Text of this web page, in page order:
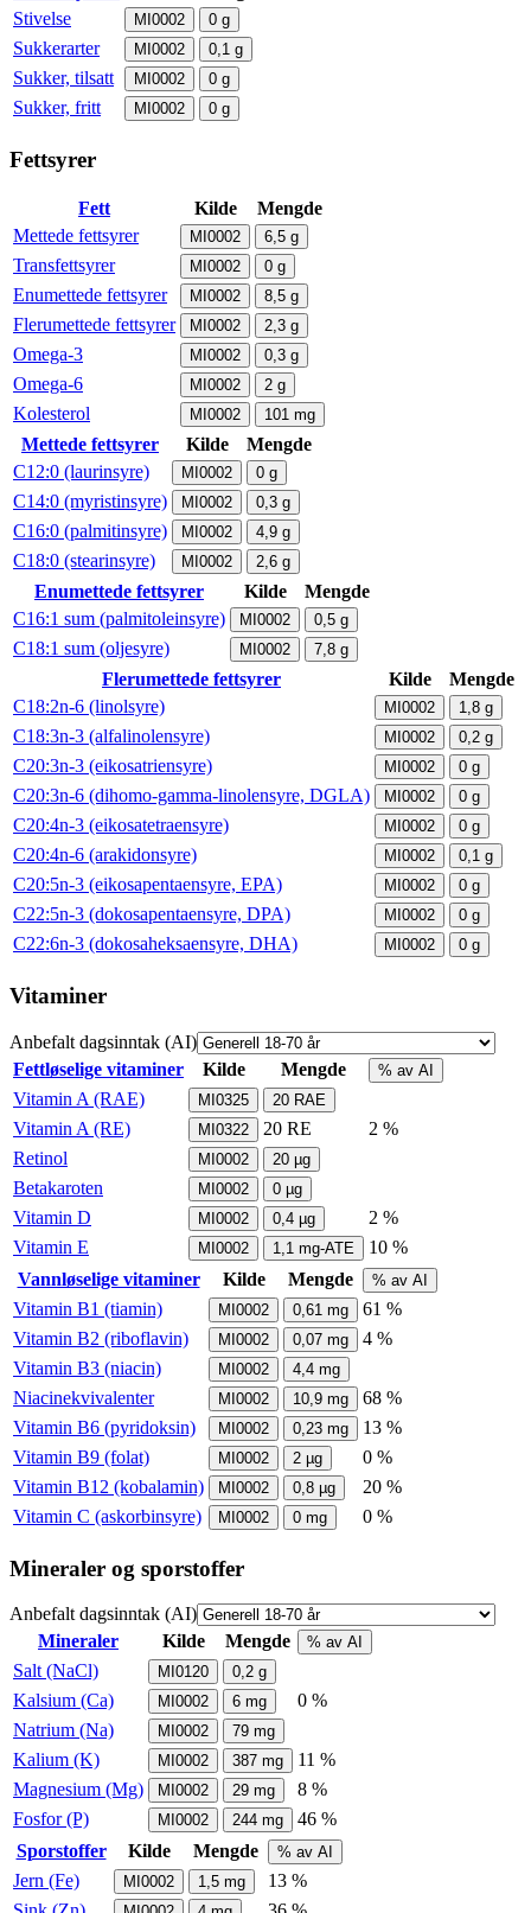
Stivelse
MI0002 0 g
Sukkerarter MI0002 0,1 g
Sukker, tilsatt MI0002 0 g
Sukker, fritt MI0002 0 g
Fettsyrer
Fett Kilde
Mengde
Mettede fettsyrer
MI0002 6,5 g
Transfettsyrer MI0002 0 g
Enumettede fettsyrer MI0002 8,5 g
Flerumettede fettsyrer MI0002 2,3 g
Omega-3 MI0002 0,3 g
Omega-6 MI0002 2 g
Kolesterol MI0002 101 mg
Mettede fettsyrer Kilde
Mengde
C12:0 (laurinsyre)
MI0002 0 g
C14:0 (myristinsyre) MI0002 0,3 g
C16:0 (palmitinsyre) MI0002 4,9 g
C18:0 (stearinsyre) MI0002 2,6 g
Enumettede fettsyrer Kilde
Mengde
C16:1 sum (palmitoleinsyre)
MI0002 0,5 g
C18:1 sum (oljesyre) MI0002 7,8 g
Flerumettede fettsyrer Kilde
Mengde
C18:2n-6 (linolsyre)
MI0002 1,8 g
C18:3n-3 (alfalinolensyre) MI0002 0,2 g
C20:3n-3 (eikosatriensyre) MI0002 0 g
C20:3n-6 (dihomo-gamma-linolensyre, DGLA) MI0002 0 g
C20:4n-3 (eikosatetraensyre) MI0002 0 g
C20:4n-6 (arakidonsyre) MI0002 0,1 g
C20:5n-3 (eikosapentaensyre, EPA) MI0002 0 g
C22:5n-3 (dokosapentaensyre, DPA) MI0002 0 g
C22:6n-3 (dokosaheksaensyre, DHA) MI0002 0 g
Vitaminer
Anbefalt dagsinntak (AI)
Fettløselige vitaminer
Kilde Mengde % av AI
Vitamin A (RAE) MI0325 20 RAE
Vitamin A (RE) MI0322 20 RE
2 %
Retinol
MI0002 20 µg
Betakaroten MI0002 0 µg
Vitamin D MI0002 0,4 µg
2 %
Vitamin E
MI0002 1,1 mg-ATE
10 %
Vannløselige vitaminer
Kilde Mengde % av AI
Vitamin B1 (tiamin) MI0002 0,61 mg
61 %
Vitamin B2 (riboflavin)
MI0002 0,07 mg
4 %
Vitamin B3 (niacin)
MI0002 4,4 mg
Niacinekvivalenter MI0002 10,9 mg
68 %
Vitamin B6 (pyridoksin)
MI0002 0,23 mg
13 %
Vitamin B9 (folat)
MI0002 2 µg
0 %
Vitamin B12 (kobalamin)
MI0002 0,8 µg
20 %
Vitamin C (askorbinsyre)
MI0002 0 mg 0 %
Mineraler og sporstoffer
Anbefalt dagsinntak (AI)
Mineraler
Kilde Mengde % av AI
Salt (NaCl) MI0120 0,2 g
Kalsium (Ca) MI0002 6 mg
0 %
Natrium (Na)
MI0002 79 mg
Kalium (K) MI0002 387 mg
11 %
Magnesium (Mg)
MI0002 29 mg
8 %
Fosfor (P)
MI0002 244 mg
46 %
Sporstoffer
Kilde Mengde % av AI
Jern (Fe) MI0002 1,5 mg
13 %